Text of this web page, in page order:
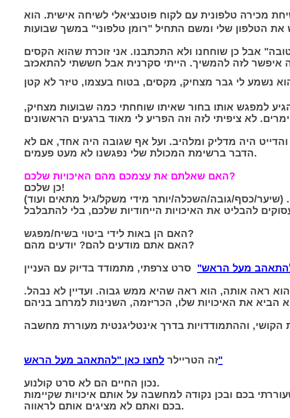
מכירה טלפונית עם לקוח פוטנציאלי לשיחה אישית. הוא
אבל כן שוחחנו ולא התכתבנו. אני זוכרת שהוא הקסים
למפגש אותו בחור שאיתו שוחחתי כמה שבועות מצחיק,
היה מדליק ומלהיב. ועל אף שגובה היה אחד, אם לא
הדבר ברשימת המכולת שלי נפגשנו לא מעט פעמים.
האם שאלתם את עצמכם מהם האיכויות שלכם?
​כן שלכם!
​האם הן באות לידי ביטוי בשיח/מפגש?
​האם אתם מודעים להם? יודעים מהם?
מעל הראש"
ראה אותה, הוא ראה שהיא ממש גבוה. ועדיין לא נבהל.
זה הטריילרלחצו כאן "להתאהב מעל הראש"
​נכון החיים הם לא סרט קולנוע.
בכם ובכן נקודה למחשבה על אותם איכויות שקיימות
בכם ואתם לא מציגים אותם לראווה.